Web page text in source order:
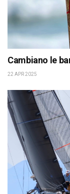
Cambiano le
22 APR 2025